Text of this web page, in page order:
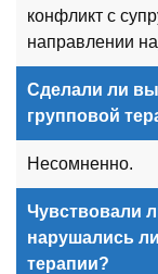
конфликт с
направлении
Сделали ли
групповой
Несомненно.
Чувствовали
нарушались
терапии?